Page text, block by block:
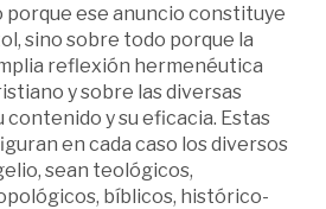
porque ese anuncio constituye
sino sobre todo porque la
reflexión hermenéutica
y sobre las diversas
contenido y su eficacia. Estas
en cada caso los diversos
sean teológicos,
bíblicos, histórico-